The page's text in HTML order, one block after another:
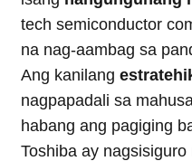
tech semiconductor
na nag-aambag sa
Ang kanilang
nagpapadali sa
habang ang pagiging
Toshiba ay nagsisiguro